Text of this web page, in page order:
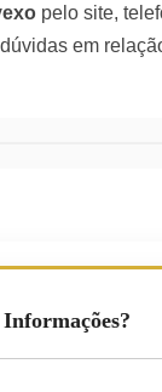
pelo site,
em